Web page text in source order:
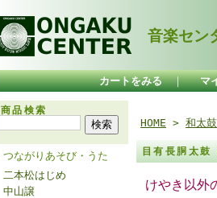
音楽セン
カートをみる ｜ マ
商品検索
つながりあそび・うた
二本松はじめ
中山譲
HOME > 和太鼓
目有長胴太鼓
けやき以外